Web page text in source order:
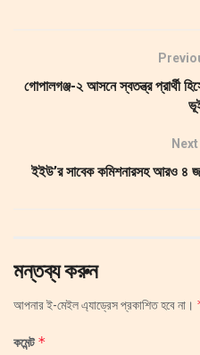
গোপালগঞ্জ-২ আসনে স্বতন্ত্র প্রার্থী
ইইউ’র সাবেক কমিশনারসহ আরও ৪
মন্তব্য করুন
আপনার ই-মেইল এ্যাড্রেস প্রকাশিত হবে না।
কমেন্ট*